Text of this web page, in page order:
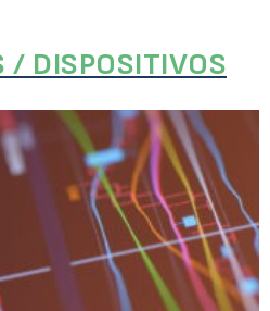
/ DISPOSITIVOS